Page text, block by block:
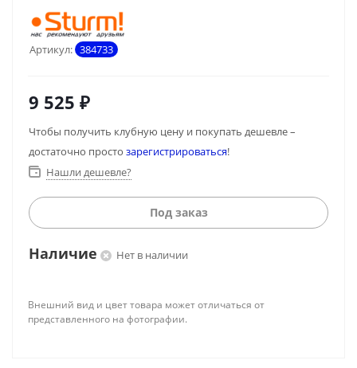
Артикул: 384733
9 525 ₽
Чтобы получить клубную цену и покупать дешевле –
достаточно просто зарегистрироваться!
Нашли дешевле?
Под заказ
Наличие Нет в наличии
Внешний вид и цвет товара может отличаться от
представленного на фотографии.